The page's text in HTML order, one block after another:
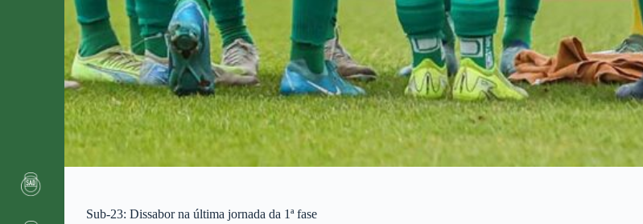
Sub-23: Dissabor na última jornada da 1ª fase